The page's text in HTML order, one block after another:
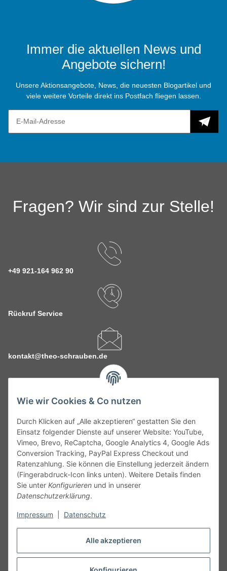
Alle akzeptieren
Wie wir Cookies & Co nutzen
Durch Klicken auf „Alle akzeptieren“ gestatten Sie den
Einsatz folgender Dienste auf unserer Website: YouTube,
Vimeo, Brevo, ReCaptcha, Google Analytics 4, Google Ads
Conversion Tracking, PayPal Express Checkout und
Ratenzahlung. Sie können die Einstellung jederzeit ändern
(Fingerabdruck-Icon links unten). Weitere Details finden
Sie unter Konfigurieren und in unserer
Datenschutzerklärung.
Impressum Datenschutz
Immer die aktuellen News und
Angebote sichern!
Unsere Aktionsangebote, News, die neuesten Blogartikel und
viele weitere Vorteile direkt ins Postfach fliegen lassen.
Fragen? Wir sind zur Stelle!
+49 921-164 962 90
Rückruf Service
kontakt@theo-schrauben.de
Service
Gesetzliche Informationen
Alle technischen Angaben ohne Gewähr. Irrtümer und fehlerhafte
Angaben vorbehalten. Wenn Sie Datenblätter oder spezielle
unseren Kundenservice. Abbildungen der Artikel können
Vertrag widerrufen